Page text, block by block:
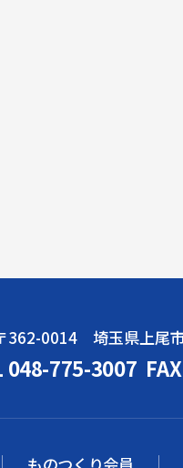
362-0014 埼玉県上尾
048-775-3007